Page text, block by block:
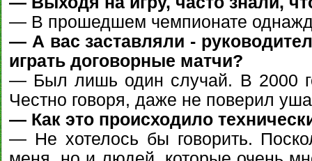
— В прошедшем чемпионате
— А вас заставляли -
играть договорные матчи?
— Был лишь один случай. В 2000
Честно говоря, даже не поверил
— Как это происходило
— Не хотелось бы говорить.